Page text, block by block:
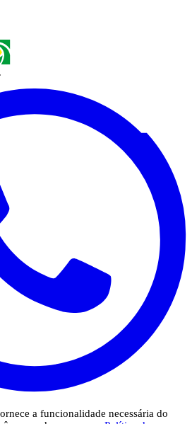
a funcionalidade necessária do